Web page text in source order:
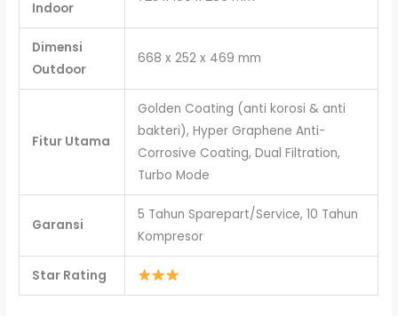
Indoor
Dimensi
Outdoor
668 x 252 x 469 mm
Fitur Utama
Golden Coating (anti korosi & anti
bakteri), Hyper Graphene Anti-
Corrosive Coating, Dual Filtration,
Turbo Mode
Garansi
5 Tahun Sparepart/Service, 10 Tahun
Kompresor
Star Rating